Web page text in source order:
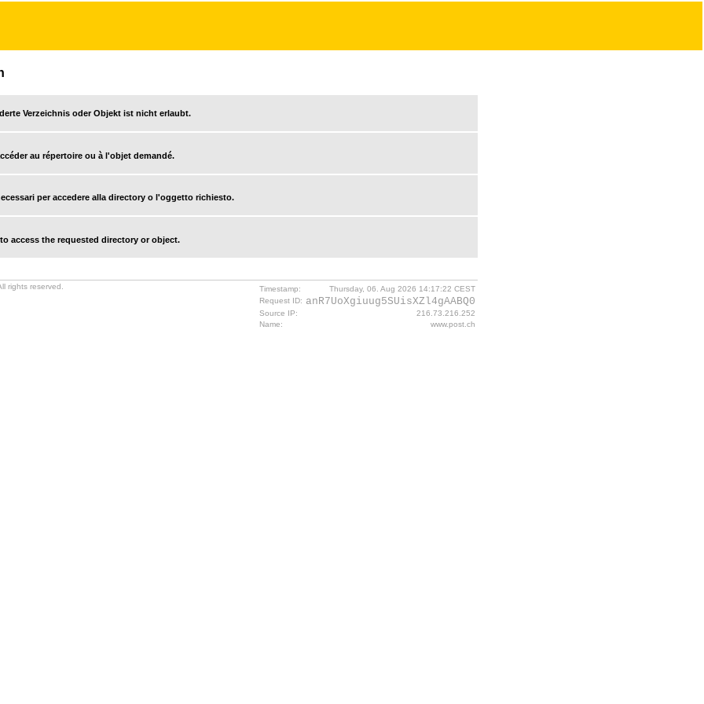
Verzeichnis oder Objekt ist nicht erlaubt.
au répertoire ou à l'objet demandé.
per accedere alla directory o l'oggetto richiesto.
access the requested directory or object.
rights reserved. Timestamp:
Thursday, 06. Aug 2026 14:17:22 CEST
Request ID: anR7UoXgiuug5SUisXZl4gAABQ0
Source IP:
216.73.216.252
Name:
www.post.ch